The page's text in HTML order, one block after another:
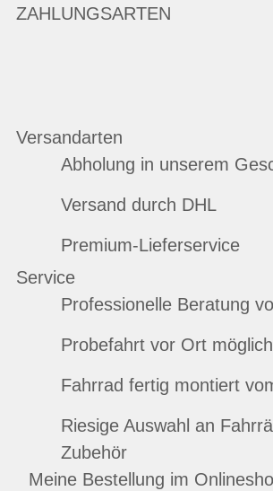
ZAHLUNGSARTEN
Versandarten
Abholung in unserem
Versand durch DHL
Premium-Lieferservice
Service
Professionelle Beratung
Probefahrt vor Ort möglich
Fahrrad fertig montiert
Riesige Auswahl an
Zubehör
Meine Bestellung im